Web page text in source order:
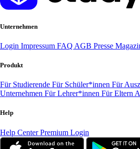
Unternehmen
Login Impressum FAQ AGB Presse
Produkt
Für Studierende Für Schüler*innen Für
Unternehmen Für Lehrer*innen Für Eltern
Help
Help CenterPremium Login